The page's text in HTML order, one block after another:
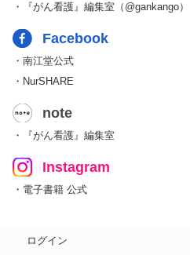
・『がん看護』編集室（@gankango）
Facebook
・南江堂公式
・NurSHARE
note
・『がん看護』編集室
Instagram
・電子書籍 公式
ログイン